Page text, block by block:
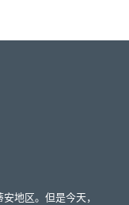
地区。但是今天，